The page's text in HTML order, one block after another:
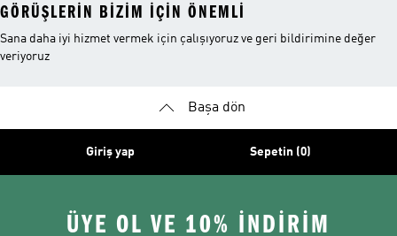
GÖRÜŞLERIN BIZIM IÇIN ÖNEMLI
Sana daha iyi hizmet vermek için çalışıyoruz ve geri bildirimine değer
veriyoruz
Başa dön
Giriş yap Sepetin (0)
ÜYE OL VE 10% İNDİRİM